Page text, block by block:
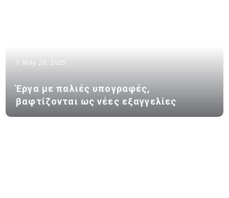
May 26, 2025
Έργα με παλιές υπογραφές,
βαφτίζονται ως νέες εξαγγελίες